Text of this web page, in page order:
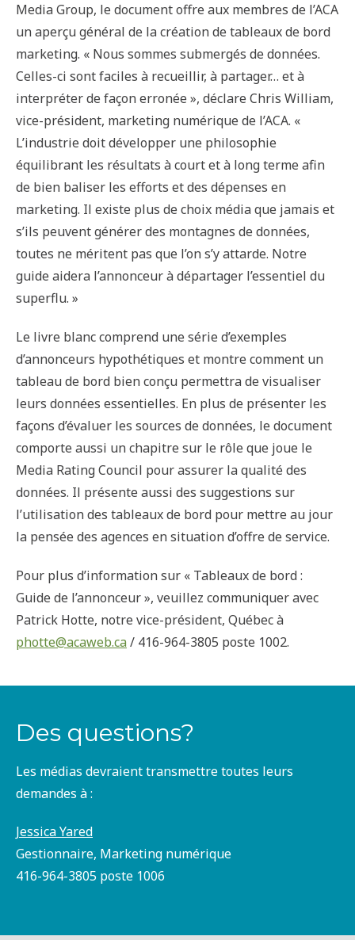
Media Group, le document offre aux membres de l’ACA
un aperçu général de la création de tableaux de bord
marketing. « Nous sommes submergés de données.
Celles-ci sont faciles à recueillir, à partager… et à
interpréter de façon erronée », déclare Chris William,
vice-président, marketing numérique de l’ACA. «
L’industrie doit développer une philosophie
équilibrant les résultats à court et à long terme afin
de bien baliser les efforts et des dépenses en
marketing. Il existe plus de choix média que jamais et
s’ils peuvent générer des montagnes de données,
toutes ne méritent pas que l’on s’y attarde. Notre
guide aidera l’annonceur à départager l’essentiel du
superflu. »
Le livre blanc comprend une série d’exemples
d’annonceurs hypothétiques et montre comment un
tableau de bord bien conçu permettra de visualiser
leurs données essentielles. En plus de présenter les
façons d’évaluer les sources de données, le document
comporte aussi un chapitre sur le rôle que joue le
Media Rating Council pour assurer la qualité des
données. Il présente aussi des suggestions sur
l’utilisation des tableaux de bord pour mettre au jour
la pensée des agences en situation d’offre de service.
Pour plus d’information sur « Tableaux de bord :
Guide de l’annonceur », veuillez communiquer avec
Patrick Hotte, notre vice-président, Québec à
photte@acaweb.ca/ 416-964-3805 poste 1002.
Des questions?
Les médias devraient transmettre toutes leurs
demandes à :
Jessica Yared
Gestionnaire, Marketing numérique
416-964-3805 poste 1006